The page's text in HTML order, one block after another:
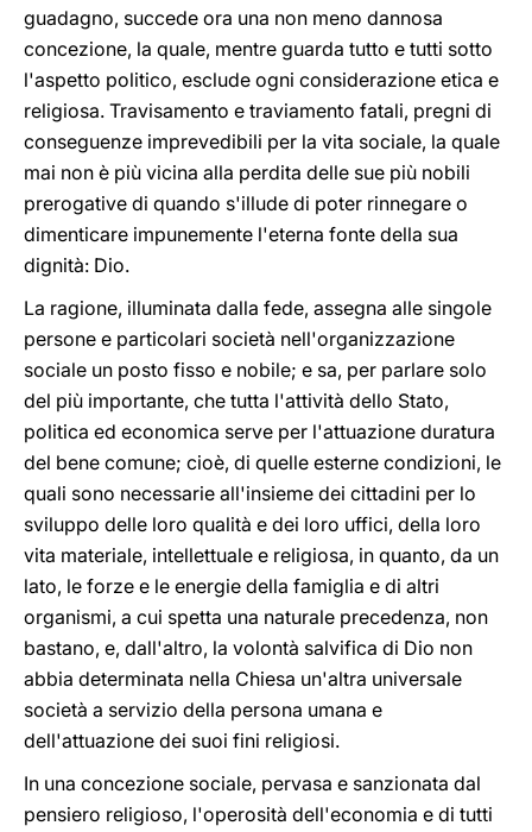
guadagno, succede ora una non meno dannosa
concezione, la quale, mentre guarda tutto e tutti sotto
l'aspetto politico, esclude ogni considerazione etica e
religiosa. Travisamento e traviamento fatali, pregni di
conseguenze imprevedibili per la vita sociale, la quale
mai non è più vicina alla perdita delle sue più nobili
prerogative di quando s'illude di poter rinnegare o
dimenticare impunemente l'eterna fonte della sua
dignità: Dio.
La ragione, illuminata dalla fede, assegna alle singole
persone e particolari società nell'organizzazione
sociale un posto fisso e nobile; e sa, per parlare solo
del più importante, che tutta l'attività dello Stato,
politica ed economica serve per l'attuazione duratura
del bene comune; cioè, di quelle esterne condizioni, le
quali sono necessarie all'insieme dei cittadini per lo
sviluppo delle loro qualità e dei loro uffici, della loro
vita materiale, intellettuale e religiosa, in quanto, da un
lato, le forze e le energie della famiglia e di altri
organismi, a cui spetta una naturale precedenza, non
bastano, e, dall'altro, la volontà salvifica di Dio non
abbia determinata nella Chiesa un'altra universale
società a servizio della persona umana e
dell'attuazione dei suoi fini religiosi.
In una concezione sociale, pervasa e sanzionata dal
pensiero religioso, l'operosità dell'economia e di tutti